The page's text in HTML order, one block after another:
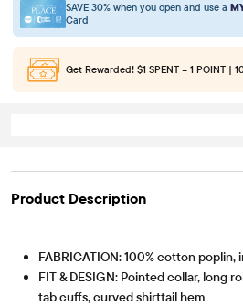
SAVE 30% when you open and use a
Card
Get Rewarded! $1 SPENT = 1 POINT |
Product Description
FABRICATION: 100% cotton poplin,
FIT & DESIGN: Pointed collar, long
tab cuffs, curved shirttail hem